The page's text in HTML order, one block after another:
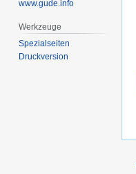
www.gude.info
Werkzeuge
Spezialseiten
Druckversion